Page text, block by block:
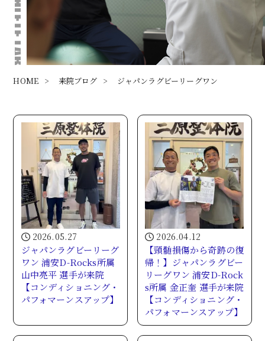
HOME > 来院ブログ > ジャパンラグビーリーグワン
2026.05.27
ジャパンラグビーリーグ
ワン 浦安D-Rocks所属
山中亮平 選手が来院
【コンディショニング・
パフォマーンスアップ】
2026.04.12
【頸髄損傷から奇跡の復
帰！】ジャパンラグビー
リーグワン 浦安D-Rock
s所属 金正奎 選手が来院
【コンディショニング・
パフォマーンスアップ】